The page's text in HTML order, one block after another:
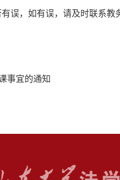
误，如有误，请及时联系教
事宜的通知